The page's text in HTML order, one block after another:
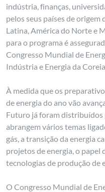
indústria, finanças,
pelos seus países de origem
Latina, América do Norte e
para o programa é
Congresso Mundial de
Indústria e Energia da
À medida que os
de energia do ano vão
Futuro já foram
abrangem vários temas
gás, a transição da energia
projetos de energia, o papel
tecnologias de produção de
O Congresso Mundial de